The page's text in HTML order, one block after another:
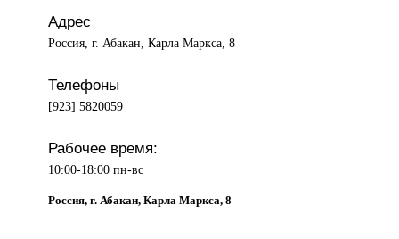
Адрес
Россия, г. Абакан, Карла Маркса, 8
Телефоны
[923] 5820059
Рабочее время:
10:00-18:00 пн-вс
Россия, г. Абакан, Карла Маркса, 8